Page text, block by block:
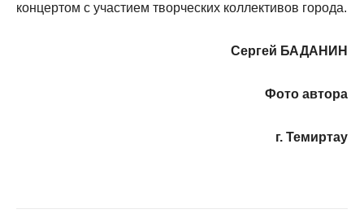
концертом с участием творческих коллективов города.
Сергей БАДАНИН
Фото автора
г. Темиртау